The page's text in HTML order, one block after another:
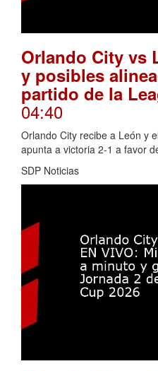
Orlando City vs
y posibles
partido de la
04:40
Orlando City recibe a León y
apunta a victoria 2-1 a favor
SDP Noticias